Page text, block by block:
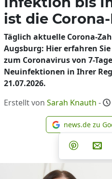
ist die
Täglich aktuelle Corona-
Augsburg: Hier erfahren
zum Coronavirus von 7-
Neuinfektionen in Ihrer
21.07.2026.
Erstellt von Sarah Knauth -
news.de zu
Teilen
Teilen